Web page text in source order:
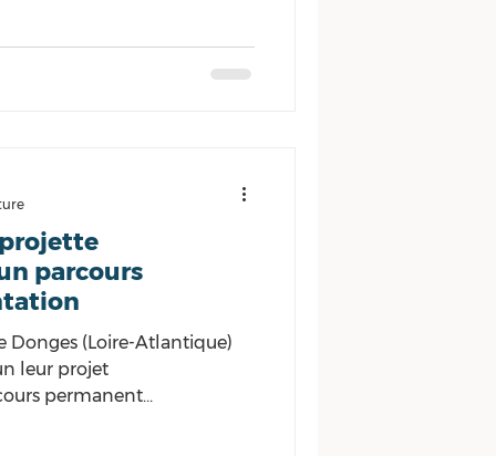
Atlantique souhaite
parcours
Donges (Loire-Atlantique)
leur projet
permanent